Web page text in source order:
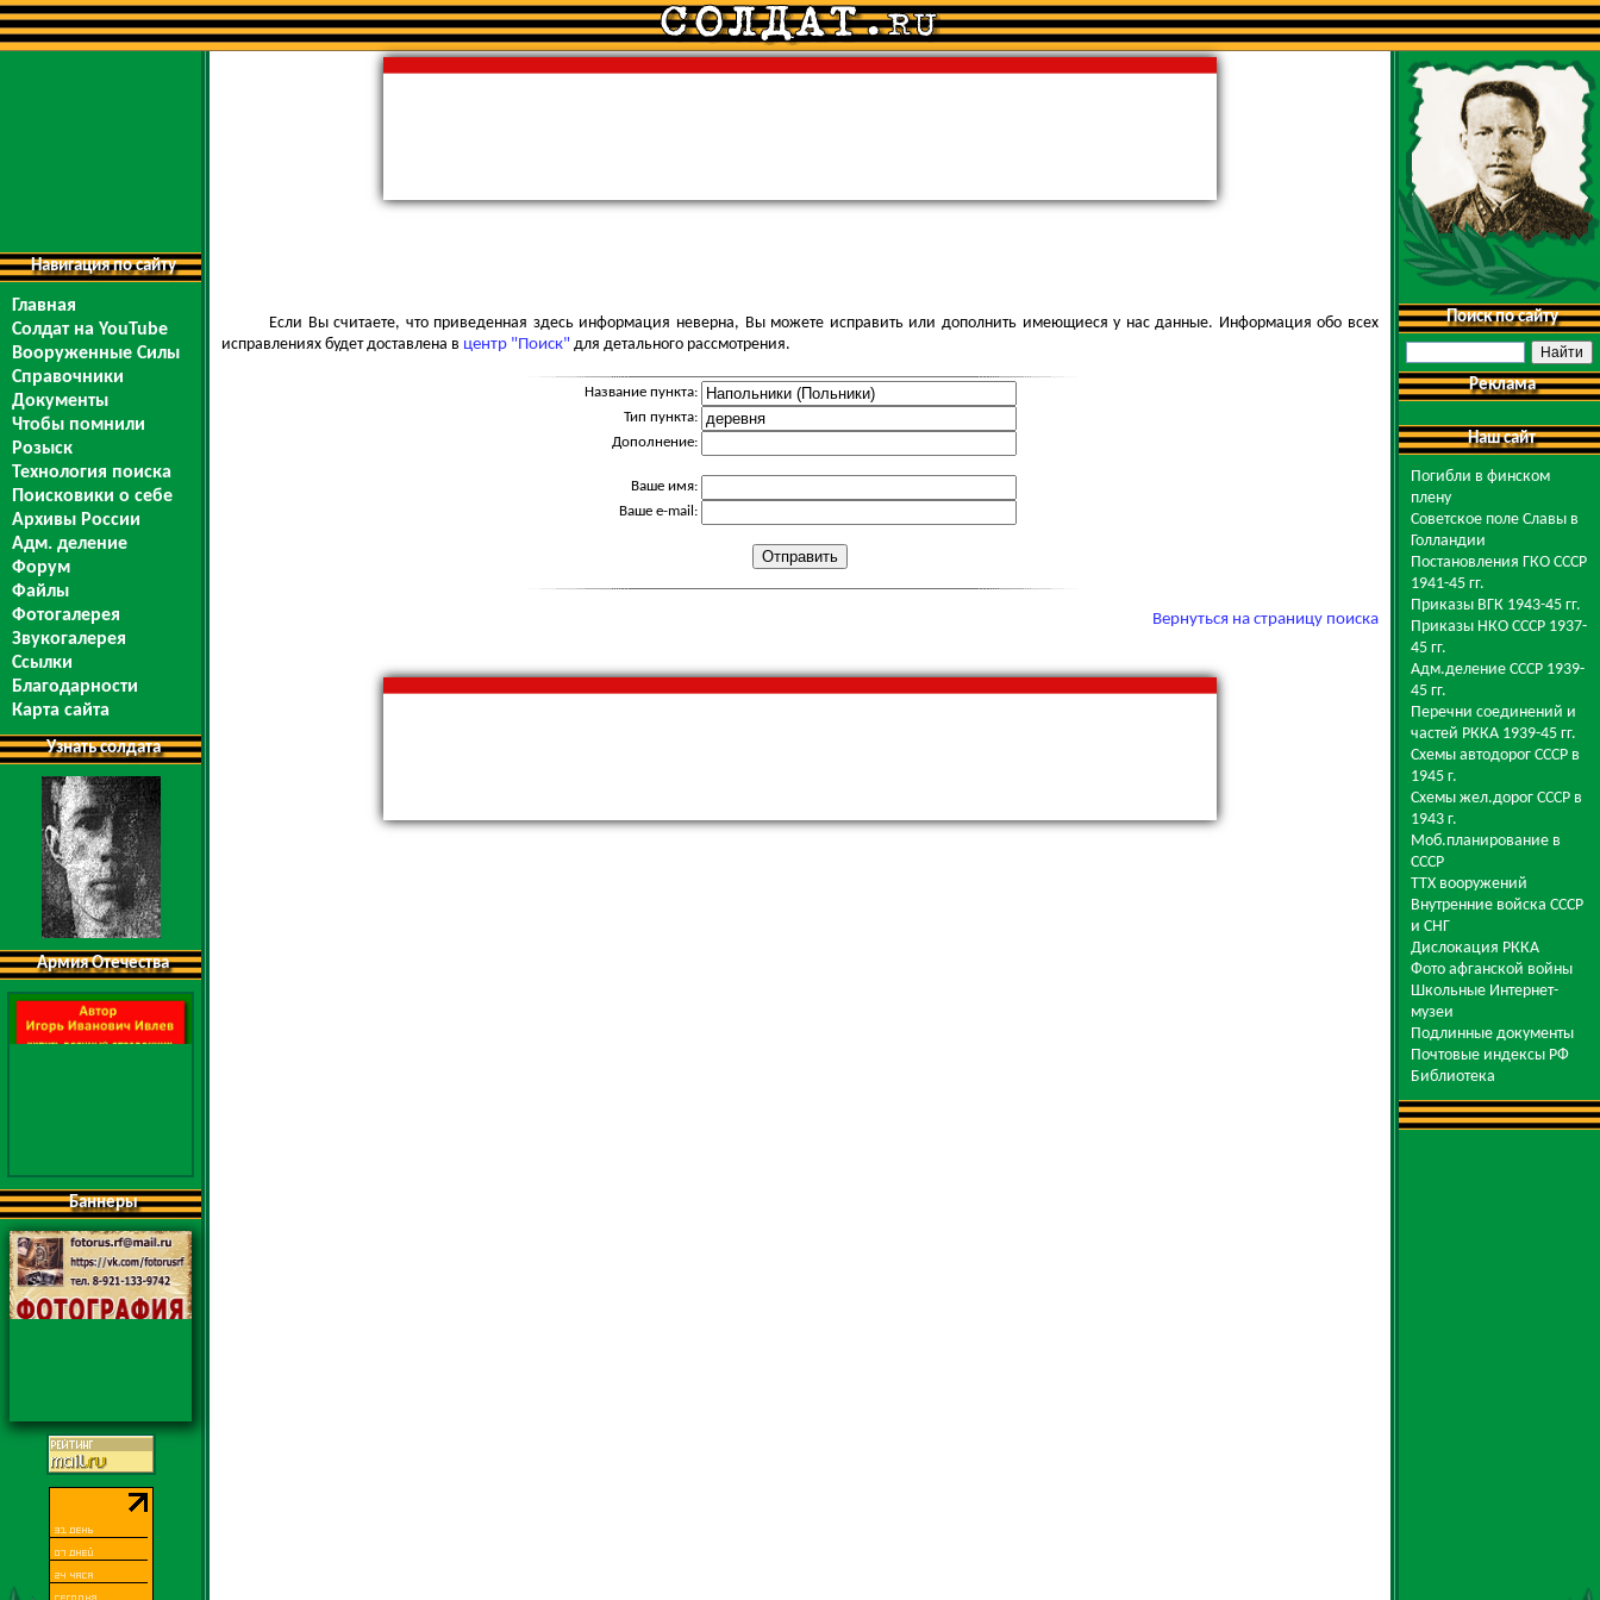
Навигация по сайту
Главная
Солдат на YouTube
Вооруженные Силы
Справочники
Документы
Чтобы помнили
Розыск
Технология поиска
Поисковики о себе
Архивы России
Адм. деление
Форум
Файлы
Фотогалерея
Звукогалерея
Ссылки
Благодарности
Карта сайта
Узнать солдата
Армия Отечества
Баннеры
Если Вы считаете, что приведенная здесь информация неверна, Вы можете исправить или дополнить имеющиеся у нас данные. Информация обо всех
исправлениях будет доставлена в центр "Поиск" для детального рассмотрения.
Название пункта:
Тип пункта:
Дополнение:
Ваше имя:
Ваше e-mail:
Вернуться на страницу поиска
Поиск по сайту
Реклама
Наш сайт
Погибли в финском
плену
Советское поле Славы в
Голландии
Постановления ГКО СССР
1941-45 гг.
Приказы ВГК 1943-45 гг.
Приказы НКО СССР 1937-
45 гг.
Адм.деление СССР 1939-
45 гг.
Перечни соединений и
частей РККА 1939-45 гг.
Схемы автодорог СССР в
1945 г.
Схемы жел.дорог СССР в
1943 г.
Моб.планирование в
СССР
ТТХ вооружений
Внутренние войска СССР
и СНГ
Дислокация РККА
Фото афганской войны
Школьные Интернет-
музеи
Подлинные документы
Почтовые индексы РФ
Библиотека